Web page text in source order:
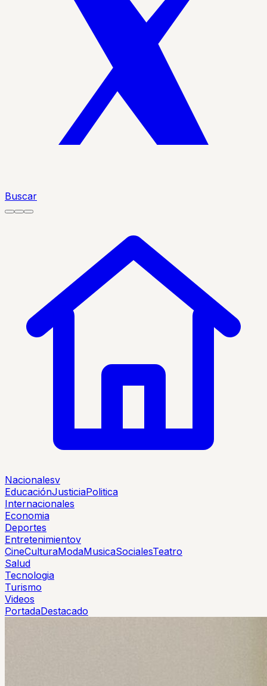
Buscar
Nacionalesv
EducaciónJusticiaPolitica
Internacionales
Economia
Deportes
Entretenimientov
CineCulturaModaMusicaSocialesTeatro
Salud
Tecnologia
Turismo
Videos
PortadaDestacado